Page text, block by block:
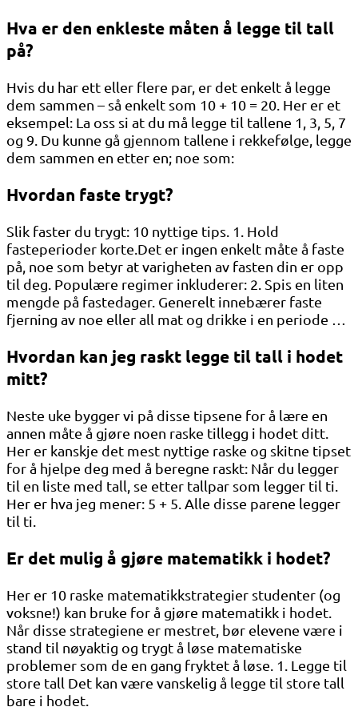
Hva er den enkleste måten å legge til tall
på?
Hvis du har ett eller flere par, er det enkelt å legge
dem sammen – så enkelt som 10 + 10 = 20. Her er et
eksempel: La oss si at du må legge til tallene 1, 3, 5, 7
og 9. Du kunne gå gjennom tallene i rekkefølge, legge
dem sammen en etter en; noe som:
Hvordan faste trygt?
Slik faster du trygt: 10 nyttige tips. 1. Hold
fasteperioder korte.Det er ingen enkelt måte å faste
på, noe som betyr at varigheten av fasten din er opp
til deg. Populære regimer inkluderer: 2. Spis en liten
mengde på fastedager. Generelt innebærer faste
fjerning av noe eller all mat og drikke i en periode …
Hvordan kan jeg raskt legge til tall i hodet
mitt?
Neste uke bygger vi på disse tipsene for å lære en
annen måte å gjøre noen raske tillegg i hodet ditt.
Her er kanskje det mest nyttige raske og skitne tipset
for å hjelpe deg med å beregne raskt: Når du legger
til en liste med tall, se etter tallpar som legger til ti.
Her er hva jeg mener: 5 + 5. Alle disse parene legger
til ti.
Er det mulig å gjøre matematikk i hodet?
Her er 10 raske matematikkstrategier studenter (og
voksne!) kan bruke for å gjøre matematikk i hodet.
Når disse strategiene er mestret, bør elevene være i
stand til nøyaktig og trygt å løse matematiske
problemer som de en gang fryktet å løse. 1. Legge til
store tall Det kan være vanskelig å legge til store tall
bare i hodet.